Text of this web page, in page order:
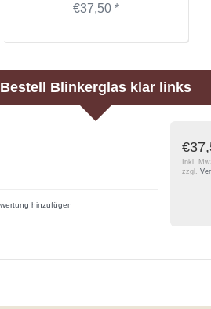
€37,50 *
Bestell Blinkerglas klar links
hinzufügen
Inkl.
zzgl.